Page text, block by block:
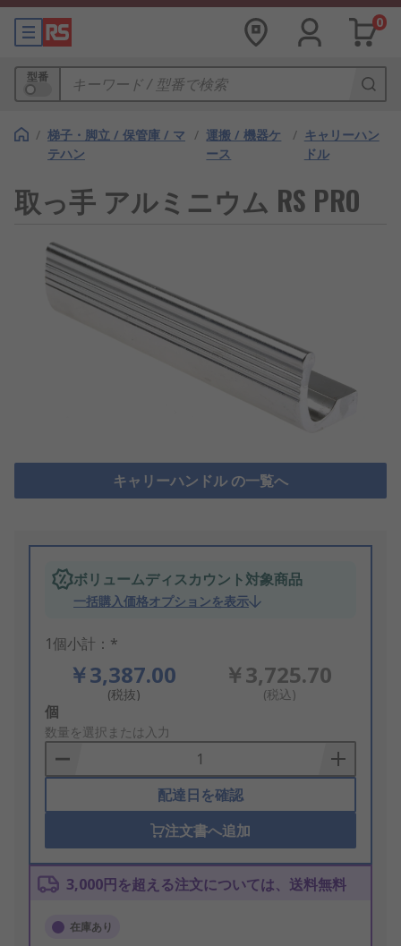
0
型番
/ 梯子・脚立 / 保管庫 / マ
テハン
/ 運搬 / 機器ケ
ース
/ キャリーハン
ドル
取っ手 アルミニウム RS PRO
キャリーハンドル の一覧へ
ボリュームディスカウント対象商品
一括購入価格オプションを表示
1個小計：*
￥3,387.00
(税抜)
￥3,725.70
(税込)
Add
to
Basket
個
数量を選択または入力
配達日を確認
注文書へ追加
3,000円を超える注文については、送料無料
在庫あり